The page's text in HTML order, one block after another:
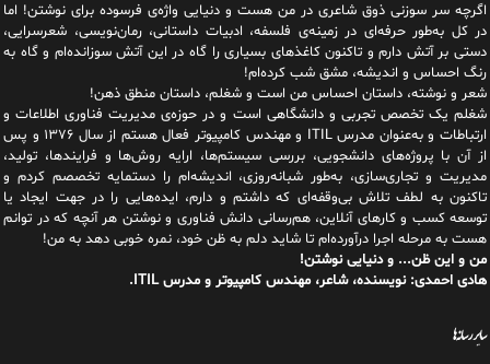
اگرچه سر سوزنی ذوق شاعری در من هست و دنیایی واژه‌‌ی فرسوده برای نوشتن! اما
در کل به‌طور حرفه‌ای در زمینه‌ی فلسفه، ادبیات داستانی، رمان‌نویسی، شعرسرایی،
دستی بر آتش دارم و تاکنون کاغذهای بسیاری را گاه در این آتش سوزانده‌ام و گاه به
رنگ احساس و اندیشه، مشق شب کرده‌ام!
شعر و نوشته، داستان احساس من است و شغلم، داستان منطق ذهن!
شغلم یک تخصص تجربی و دانشگاهی است و در حوزه‌ی مدیریت فناوری اطلاعات و
ارتباطات و به‌عنوان مدرس ITIL و مهندس کامپیوتر فعال هستم از سال ۱۳۷۶ و پس
از آن با پروژه‌های دانشجویی، بررسی سیستم‌ها، ارایه روش‌ها و فرایندها، تولید،
مدیریت و تجاری‌سازی، به‌طور شبانه‌روزی، اندیشه‌ام را دستمایه تخصصم کردم و
تاکنون به لطف تلاش بی‌وقفه‌ای که داشتم و دارم، اید‌ه‌هایی را در جهت ایجاد یا
توسعه کسب و کارهای آنلاین، هم‌رسانی دانش فناوری و نوشتن هر آنچه که در توانم
هست به مرحله اجرا درآورده‌ام تا شاید دلم به ظن خود، نمره خوبی دهد به من!
من و این ظن... و دنیایی نوشتن!
هادی احمدی: نویسنده، شاعر، مهندس کامپیوتر و مدرس ITIL.
سایر رسانه‌ها